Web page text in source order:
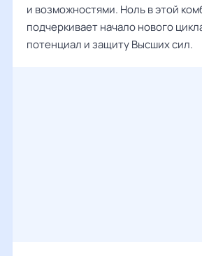
и возможностями. Ноль в этой
подчеркивает начало нового
потенциал и защиту Высших сил.